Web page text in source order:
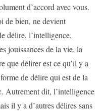
d’accord avec vous.
de bien, ne devient
délire, l’intelligence,
jouissances de la vie, la
que délirer est ce qu’il y a
de délire qui est de la
Autrement dit, l’intelligence
il y a d’autres délires sans